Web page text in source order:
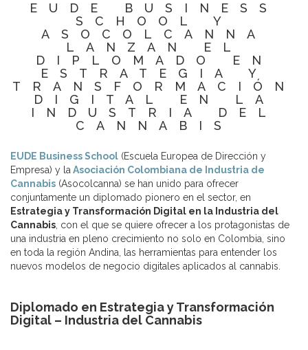
EUDE BUSINESS
SCHOOL Y
ASOCOLCANNA
LANZAN EL
DIPLOMADO EN
ESTRATEGIA Y
TRANSFORMACIÓN
DIGITAL EN LA
INDUSTRIA DEL
CANNABIS
EUDE Business School (Escuela Europea de Dirección y
Empresa) y la Asociación Colombiana de Industria de
Cannabis (Asocolcanna) se han unido para ofrecer
conjuntamente un diplomado pionero en el sector, en
Estrategia y Transformación Digital en la Industria del
Cannabis , con el que se quiere ofrecer a los protagonistas de
una industria en pleno crecimiento no solo en Colombia, sino
en toda la región Andina, las herramientas para entender los
nuevos modelos de negocio digitales aplicados al cannabis.
Diplomado en Estrategia y Transformación
Digital – Industria del Cannabis